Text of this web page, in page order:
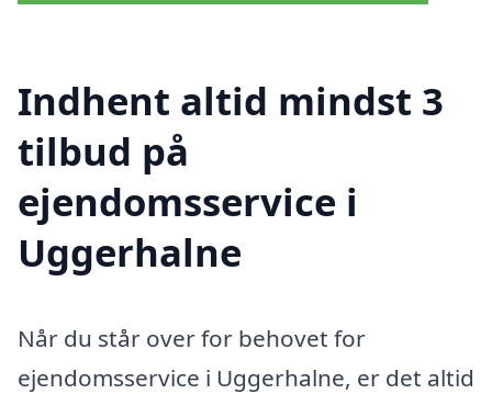
Indhent altid mindst 3
tilbud på
ejendomsservice i
Uggerhalne
Når du står over for behovet for
ejendomsservice i Uggerhalne, er det altid